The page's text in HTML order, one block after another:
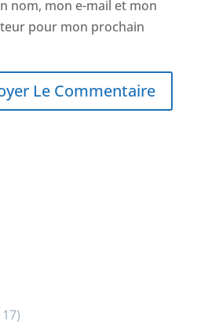
nom, mon e-mail et mon
pour mon prochain